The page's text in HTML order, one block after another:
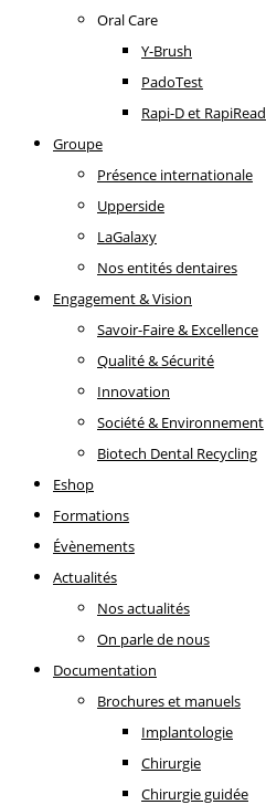
Oral Care
Y-Brush
PadoTest
Rapi-D et RapiRead
Groupe
Présence internationale
Upperside
LaGalaxy
Nos entités dentaires
Engagement & Vision
Savoir-Faire & Excellence
Qualité & Sécurité
Innovation
Société & Environnement
Biotech Dental Recycling
Eshop
Formations
Évènements
Actualités
Nos actualités
On parle de nous
Documentation
Brochures et manuels
Implantologie
Chirurgie
Chirurgie guidée